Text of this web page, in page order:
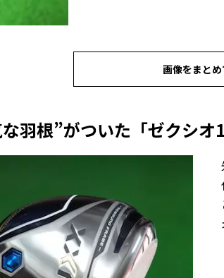
画像をまと
羽根”がついた「ゼクシ